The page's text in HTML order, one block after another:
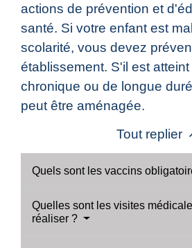
actions de prévention et
santé. Si votre enfant est
scolarité, vous devez
établissement. S'il est
chronique ou de longue
peut être aménagée.
Tout replier
Quels sont les vaccins
Quelles sont les visites
réaliser ?